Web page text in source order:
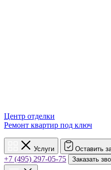
Центр отделки
Ремонт квартир под ключ
Услуги Оставить
+7 (495) 297-05-75
Заказать